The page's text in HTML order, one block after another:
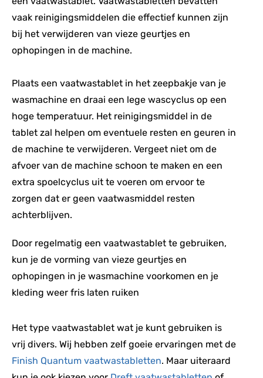
vaak reinigingsmiddelen die effectief kunnen zijn
bij het verwijderen van vieze geurtjes en
ophopingen in de machine.
Plaats een vaatwastablet in het zeepbakje van je
wasmachine en draai een lege wascyclus op een
hoge temperatuur. Het reinigingsmiddel in de
tablet zal helpen om eventuele resten en geuren in
de machine te verwijderen. Vergeet niet om de
afvoer van de machine schoon te maken en een
extra spoelcyclus uit te voeren om ervoor te
zorgen dat er geen vaatwasmiddel resten
achterblijven.
Door regelmatig een vaatwastablet te gebruiken,
kun je de vorming van vieze geurtjes en
ophopingen in je wasmachine voorkomen en je
kleding weer fris laten ruiken
Het type vaatwastablet wat je kunt gebruiken is
vrij divers. Wij hebben zelf goeie ervaringen met de
Finish Quantum vaatwastabletten. Maar uiteraard